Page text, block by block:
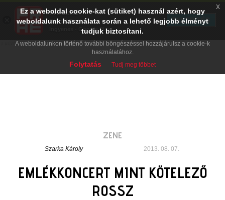
ZENE
Szarka Károly 2013. 08. 07.
EMLÉKKONCERT MINT KÖTELEZŐ
ROSSZ
Ez a weboldal cookie-kat (sütiket) használ azért, hogy
weboldalunk használata során a lehető legjobb élményt
tudjuk biztosítani.
A weboldalunkon történő további böngészéssel hozzájárulsz a cookie-k
használatához.
Folytatás Tudj meg többet
x
PRAE.HU
Digital Evolution
Ingyenes - Google Play
TELEPÍTÉS